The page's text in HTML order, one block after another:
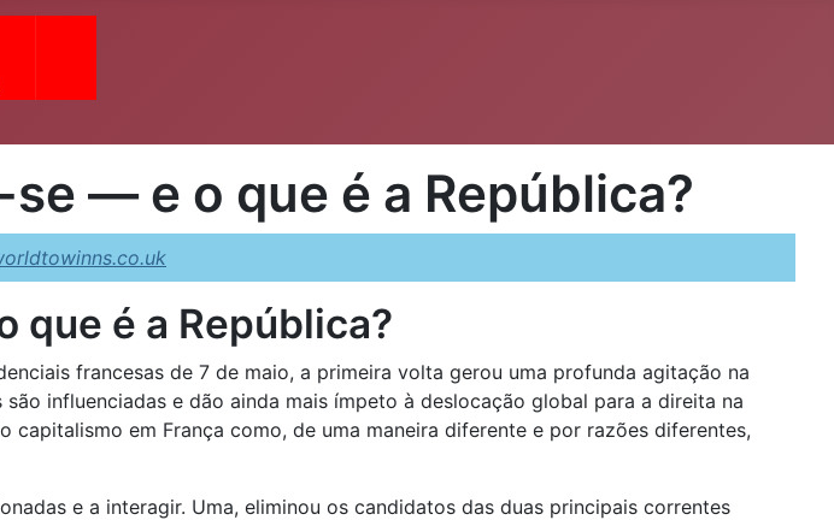
— e o que é a República?
que é a República?
francesas de 7 de maio, a primeira volta gerou uma profunda agitação na
influenciadas e dão ainda mais ímpeto à deslocação global para a direita na
em França como, de uma maneira diferente e por razões diferentes,
e a interagir. Uma, eliminou os candidatos das duas principais correntes